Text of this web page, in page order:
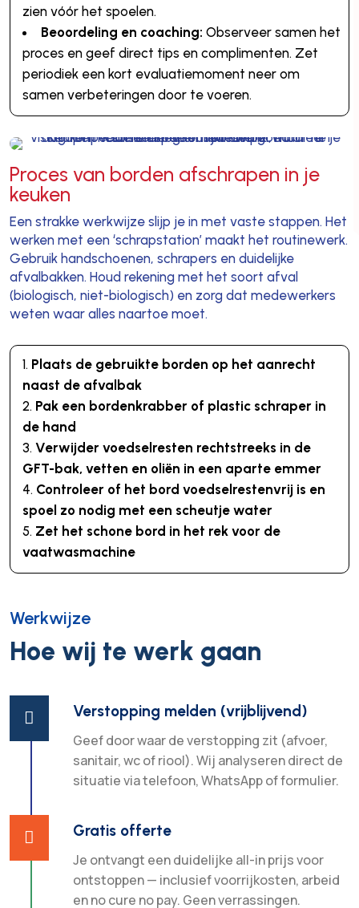
zien vóór het spoelen.
Beoordeling en coaching: Observeer samen het
proces en geef direct tips en complimenten. Zet
periodiek een kort evaluatiemoment neer om
samen verbeteringen door te voeren.
Proces van borden afschrapen in je
keuken
Een strakke werkwijze slijp je in met vaste stappen. Het
werken met een ‘schrapstation’ maakt het routinewerk.
Gebruik handschoenen, schrapers en duidelijke
afvalbakken. Houd rekening met het soort afval
(biologisch, niet-biologisch) en zorg dat medewerkers
weten waar alles naartoe moet.
Plaats de gebruikte borden op het aanrecht
naast de afvalbak
Pak een bordenkrabber of plastic schraper in
de hand
Verwijder voedselresten rechtstreeks in de
GFT-bak, vetten en oliën in een aparte emmer
Controleer of het bord voedselrestenvrij is en
spoel zo nodig met een scheutje water
Zet het schone bord in het rek voor de
vaatwasmachine
Werkwijze
Hoe wij te werk gaan
 Verstopping melden (vrijblijvend)
Geef door waar de verstopping zit (afvoer,
sanitair, wc of riool). Wij analyseren direct de
situatie via telefoon, WhatsApp of formulier.
 Gratis offerte
Je ontvangt een duidelijke all-in prijs voor
ontstoppen — inclusief voorrijkosten, arbeid
en no cure no pay. Geen verrassingen.